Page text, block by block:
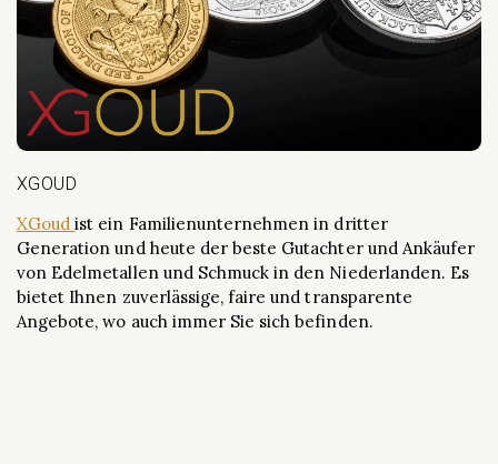
XGOUD
XGoudist ein Familienunternehmen in dritter
Generation und heute der beste Gutachter und Ankäufer
von Edelmetallen und Schmuck in den Niederlanden. Es
bietet Ihnen zuverlässige, faire und transparente
Angebote, wo auch immer Sie sich befinden.